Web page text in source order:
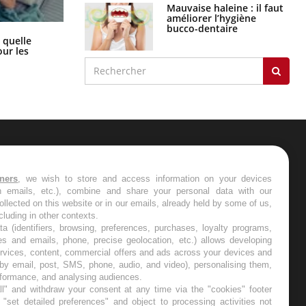
quelle
les
Syndrome métabolique : quels sont
les meilleurs exercices physiques ?
Mauvaise haleine : il faut
améliorer l’hygiène
bucco-dentaire
les semaines les meilleures
, we wish to store and access information on your devices
emails, etc.), combine and share your personal data with our
on this website or in our emails, already held by some of us,
in other contexts.
(identifiers, browsing, preferences, purchases, loyalty programs,
and emails, phone, precise geolocation, etc.) allows developing
content, commercial offers and ads across your devices and
email, post, SMS, phone, audio, and video), personalising them,
and analysing audiences.
and withdraw your consent at any time via the "cookies" footer
detailed preferences" and object to processing activities not